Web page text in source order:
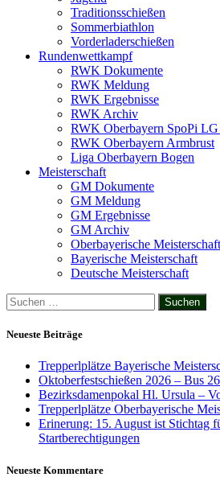
Traditionsschießen
Sommerbiathlon
Vorderladerschießen
Rundenwettkampf
RWK Dokumente
RWK Meldung
RWK Ergebnisse
RWK Archiv
RWK Oberbayern SpoPi
RWK Oberbayern Armbrust
Liga Oberbayern Bogen
Meisterschaft
GM Dokumente
GM Meldung
GM Ergebnisse
GM Archiv
Oberbayerische Meisterschaft
Bayerische Meisterschaft
Deutsche Meisterschaft
Suchen
nach:
Neueste Beiträge
Trepperlplätze Bayerische
Oktoberfestschießen 2026 – Bus
Bezirksdamenpokal Hl. Ursula –
Trepperlplätze Oberbayerische
Erinerung: 15. August ist Stichtag
Startberechtigungen
Neueste Kommentare